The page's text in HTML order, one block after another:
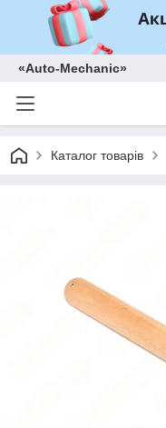
«Auto-Mechanic»
Каталог товарів